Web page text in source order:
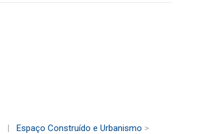
| Espaço Construído e Urbanismo >